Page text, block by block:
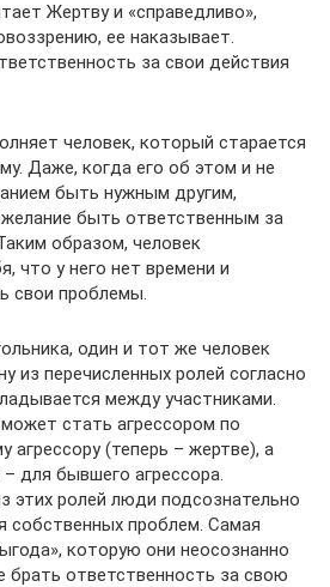
Жертву и «справедливо»,
ее наказывает.
за свои действия
человек, который старается
Даже, когда его об этом и не
быть нужным другим,
быть ответственным за
образом, человек
что у него нет времени и
свои проблемы.
один и тот же человек
из перечисленных ролей согласно
между участниками.
стать агрессором по
(теперь – жертве), а
для бывшего агрессора.
этих ролей люди подсознательно
собственных проблем. Самая
которую они неосознанно
брать ответственность за свою